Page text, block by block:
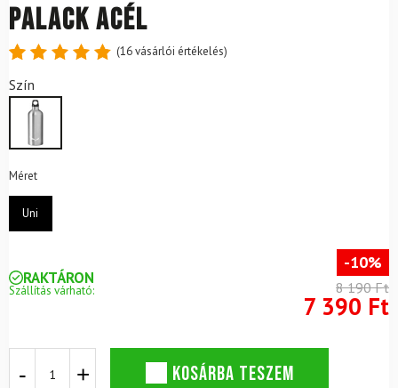
palack acél
4.88
5-ből,
alapján
(16vásárlói értékelés)
Szín
Méret
Uni
RAKTÁRON
Szállítás várható:
-10%
8 190 Ft
7 390 Ft
SALEWA
KOSÁRBA TESZEM